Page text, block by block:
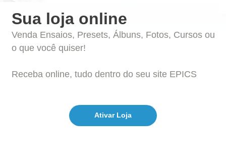
Sua loja online
Venda Ensaios, Presets, Álbuns, Fotos, Cursos ou
o que você quiser!
Receba online, tudo dentro do seu site EPICS
Ativar Loja